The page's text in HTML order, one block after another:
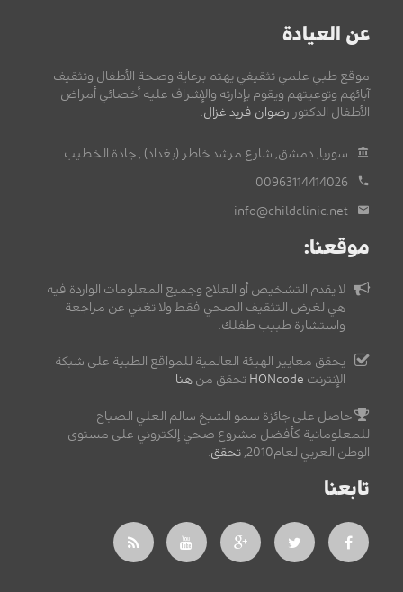
عن العيادة
موقع طبي علمي تثقيفي يهتم برعاية وصحة الأطفال وتثقيف
آبائهم وتوعيتهم ويقوم بإدارته والإشراف عليه أخصائي أمراض
الأطفال الدكتور رضوان فريد غزال
سوريا, دمشق, شارع مرشد خاطر (بغداد) , جادة الخطيب.
00963114414026
info@childclinic.net
موقعنا:
لا يقدم التشخيص أو العلاج وجميع المعلومات الواردة فيه
هي لغرض التثقيف الصحي فقط ولا تغني عن مراجعة
واستشارة طبيب طفلك.
يحقق معايير الهيئة العالمية للمواقع الطبية على شبكة
الإنترنت HONcode تحقق من هنا
حاصل على جائزة سمو الشيخ سالم العلي الصباح
للمعلوماتية كأفضل مشروع صحي إلكتروني على مستوى
الوطن العربي لعام2010,
تحقق
تابعنا